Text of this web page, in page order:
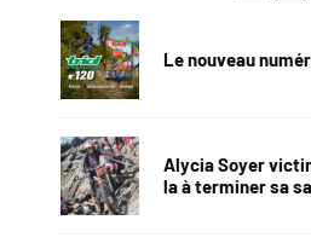
Le nouveau
Alycia Soyer
la à terminer sa